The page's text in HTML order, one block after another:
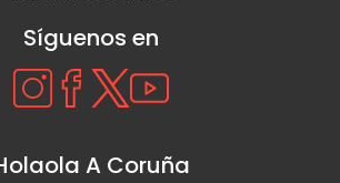
Síguenos en
A Coruña